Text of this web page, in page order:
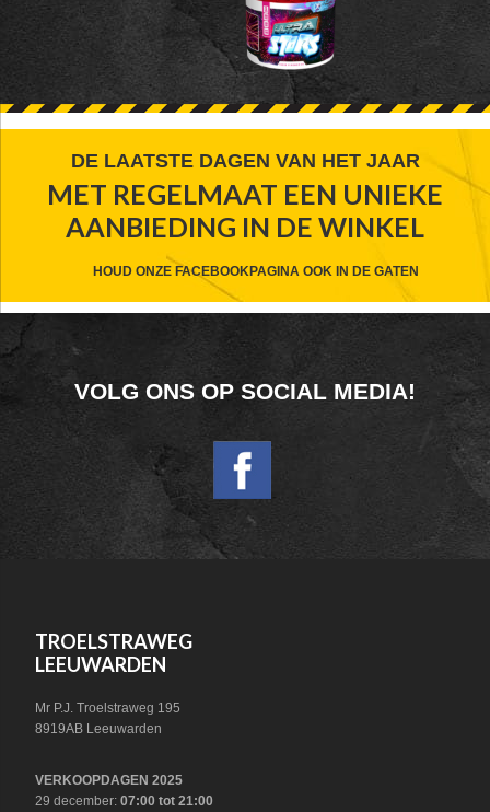
FOOTER
WIDGET
HEADER
DE LAATSTE DAGEN VAN HET JAAR
MET REGELMAAT EEN UNIEKE
AANBIEDING IN DE WINKEL
HOUD ONZE FACEBOOKPAGINA OOK IN DE GATEN
FOOTER
WIDGET
HEADER
SOCIAL
VOLG ONS OP SOCIAL MEDIA!
TROELSTRAWEG
LEEUWARDEN
Mr P.J. Troelstraweg 195
8919AB Leeuwarden
VERKOOPDAGEN 2025
29 december:07:00 tot 21:00